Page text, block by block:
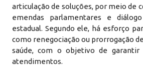
articulação de soluções, por meio de
emendas parlamentares e
estadual. Segundo ele, há esforço
como renegociação ou prorrogação
saúde, com o objetivo de garantir
atendimentos.